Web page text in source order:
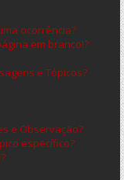
ocorrência?
em branco!?
e Tópicos?
e Observação?
específico?